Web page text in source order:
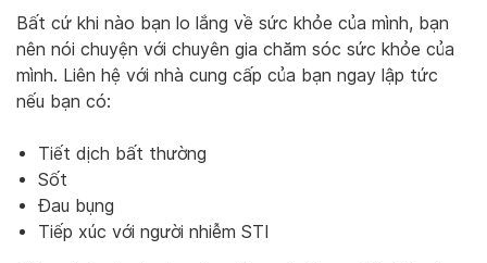
Bất cứ khi nào bạn lo lắng về sức khỏe của mình, bạn
nên nói chuyện với chuyên gia chăm sóc sức khỏe của
mình. Liên hệ với nhà cung cấp của bạn ngay lập tức
nếu bạn có:
Tiết dịch bất thường
Sốt
Đau bụng
Tiếp xúc với người nhiễm STI